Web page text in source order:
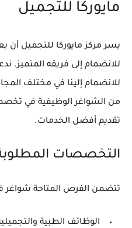
مايوركا للتجميل
يسر مركز مايوركا للتجميل
للانضمام إلى فريقه المتميز.
للانضمام إلينا في مختلف
من الشواغر الوظيفية في
تقديم أفضل الخدمات.
التخصصات
تتضمن الفرص المتاحة شواغر
الوظائف الطبية